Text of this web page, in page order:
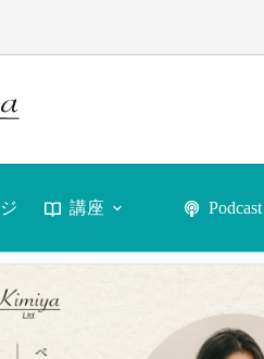
講座 Podcast